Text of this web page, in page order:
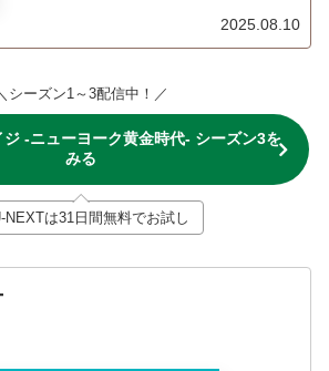
2025.08.10
シーズン1～3配信中！／
ジ -ニューヨーク黄金時代- シーズン3を
みる
NEXTは31日間無料でお試し